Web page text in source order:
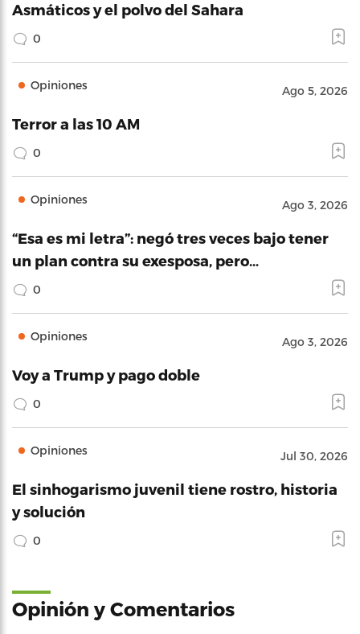
Asmáticos y el polvo del Sahara
0
Opiniones Ago 5, 2026
Terror a las 10 AM
0
Opiniones Ago 3, 2026
“Esa es mi letra”: negó tres veces bajo tener
un plan contra su exesposa, pero…
0
Opiniones Ago 3, 2026
Voy a Trump y pago doble
0
Opiniones Jul 30, 2026
El sinhogarismo juvenil tiene rostro, historia
y solución
0
Opinión y Comentarios